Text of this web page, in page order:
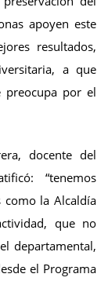
apoyen este
resultados,
a que
preocupa por el
docente del
“tenemos
como la Alcaldía
que no
departamental,
el Programa